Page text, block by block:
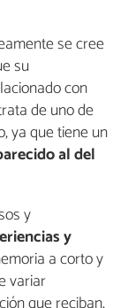
se cree
su
con
de uno de
ya que tiene un
al del
y
y
a corto y
variar